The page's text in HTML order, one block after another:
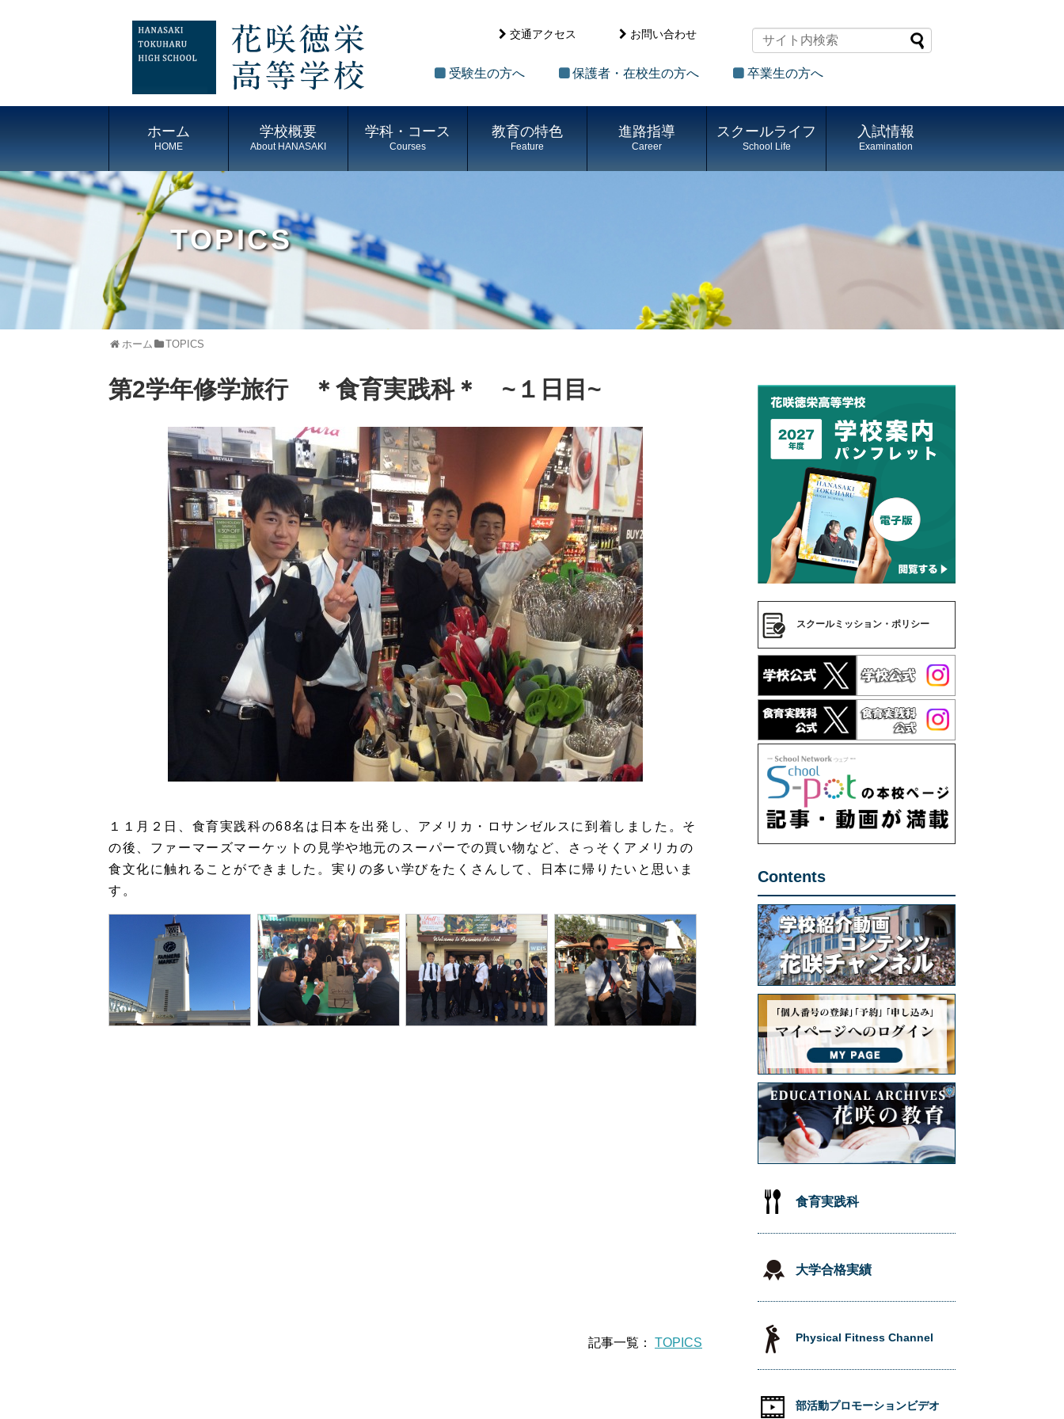
交通アクセス お問い合わせ
受験生の方へ 保護者・在校生の方へ 卒業生の方へ
ホーム
HOME
学校概要
About HANASAKI
学科・コース
Courses
教育の特色
Feature
進路指導
Career
スクールライフ
School Life
入試情報
Examination
TOPICS
ホーム TOPICS
第2学年修学旅行 ＊食育実践科＊ ~１日目~
１１月２日、食育実践科の68名は日本を出発し、アメリカ・ロサンゼルスに到着しました。そ
の後、ファーマーズマーケットの見学や地元のスーパーでの買い物など、さっそくアメリカの
食文化に触れることができました。実りの多い学びをたくさんして、日本に帰りたいと思いま
す。
記事一覧： TOPICS
スクールミッション・ポリシー
Contents
食育実践科
大学合格実績
Physical Fitness Channel
部活動プロモーションビデオ